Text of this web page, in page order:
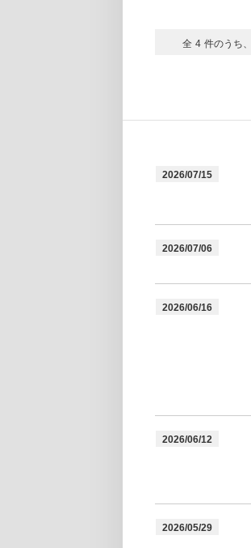
全 4 件のうち、
2026/07/15
2026/07/06
2026/06/16
2026/06/12
2026/05/29